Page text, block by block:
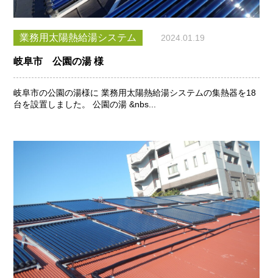
業務用太陽熱給湯システム 2024.01.19
岐阜市 公園の湯 様
岐阜市の公園の湯様に 業務用太陽熱給湯システムの集熱器を18
台を設置しました。 公園の湯 &nbs...